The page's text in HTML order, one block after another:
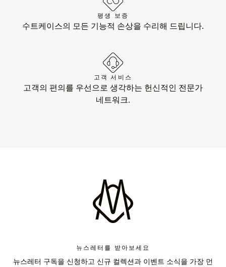
평생 보증
수트케이스의 모든 기능적 손상을 수리해 드립니다.
고객 서비스
고객의 편의를 우선으로 생각하는 헌신적인 전문가
네트워크.
뉴스레터를 받아보세요
뉴스레터 구독을 신청하고 신규 컬렉션과 이벤트 소식을 가장 먼